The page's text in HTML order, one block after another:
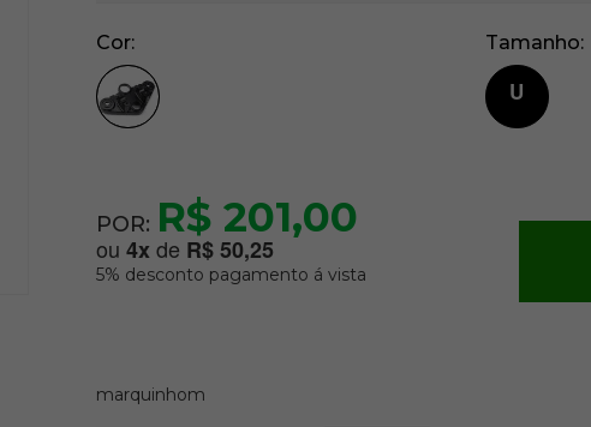
Cor Tamanho
U
POR: R$ 201,00
ou 4xde R$ 50,25
5% desconto pagamento á vista
marquinhom